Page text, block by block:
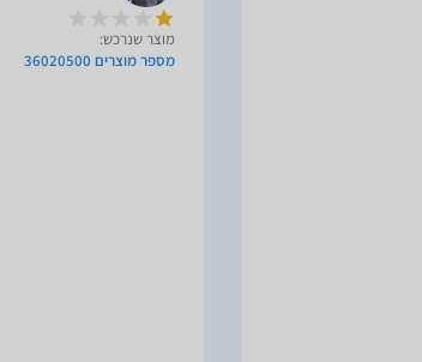
מוצר שנרכש:
מספר מוצרים 36020500